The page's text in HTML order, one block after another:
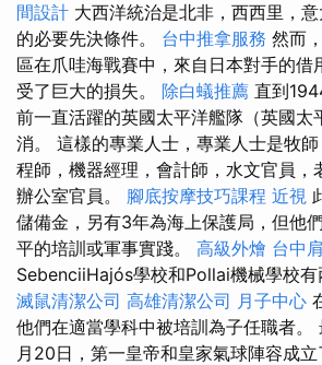
間設計 大西洋統治是北非，西西里，
的必要先決條件。 台中推拿服務 然而
區在爪哇海戰賽中，來自日本對手的借
受了巨大的損失。 除白蟻推薦 直到
前一直活躍的英國太平洋艦隊（英國太
消。 這樣的專業人士，專業人士是牧
程師，機器經理，會計師，水文官員，
辦公室官員。 腳底按摩技巧課程 近視
儲備金，另有3年為海上保護局，但他
平的培訓或軍事實踐。 高級外燴 台中
SebenciiHajós學校和Pollai機械學校有
滅鼠清潔公司 高雄清潔公司 月子中心
他們在適當學科中被培訓為子任職者。
月20日，第一皇帝和皇家氣球陣容成